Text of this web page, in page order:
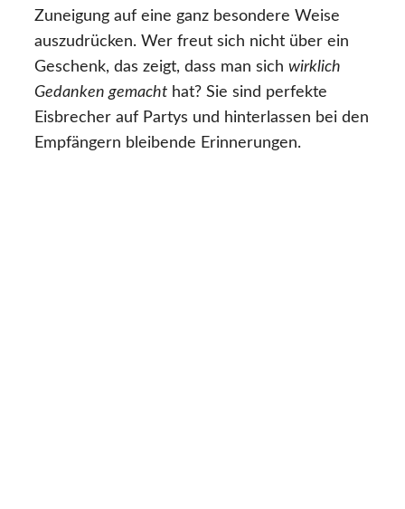
Zuneigung auf eine ganz besondere Weise
auszudrücken. Wer freut sich nicht über ein
Geschenk, das zeigt, dass man sich wirklich
Gedanken gemacht hat? Sie sind perfekte
Eisbrecher auf Partys und hinterlassen bei den
Empfängern bleibende Erinnerungen.